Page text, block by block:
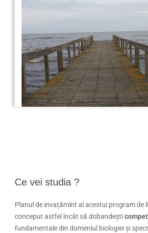
Ce vei studia ?
Planul de invațămînt al acestui program de
conceput astfel încât să dobandești
fundamentale din domeniul biologiei și